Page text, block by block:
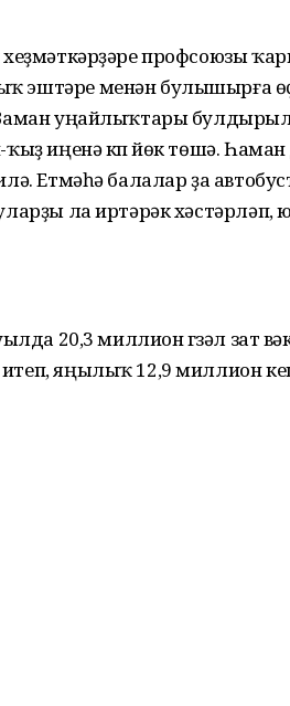
хеҙмәткәрҙәре профсоюзы
эштәре менән булышырға
Заман уңайлыҡтары
иңенә күп йөк төшә.
Етмәһә балалар ҙа
ла иртәрәк хәстәрләп,
20,3 миллион гүзәл зат
яңылыҡ 12,9 миллион